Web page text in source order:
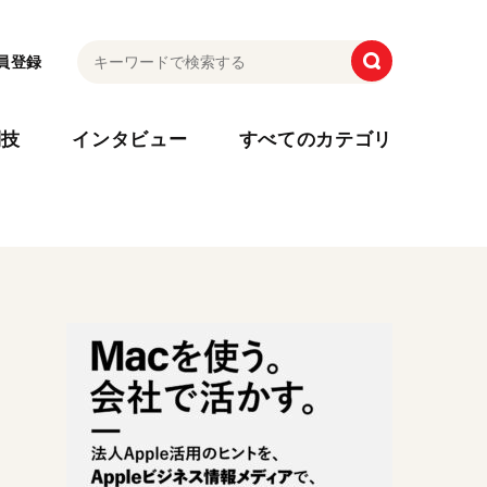
登録
インタビュー すべてのカテゴリ